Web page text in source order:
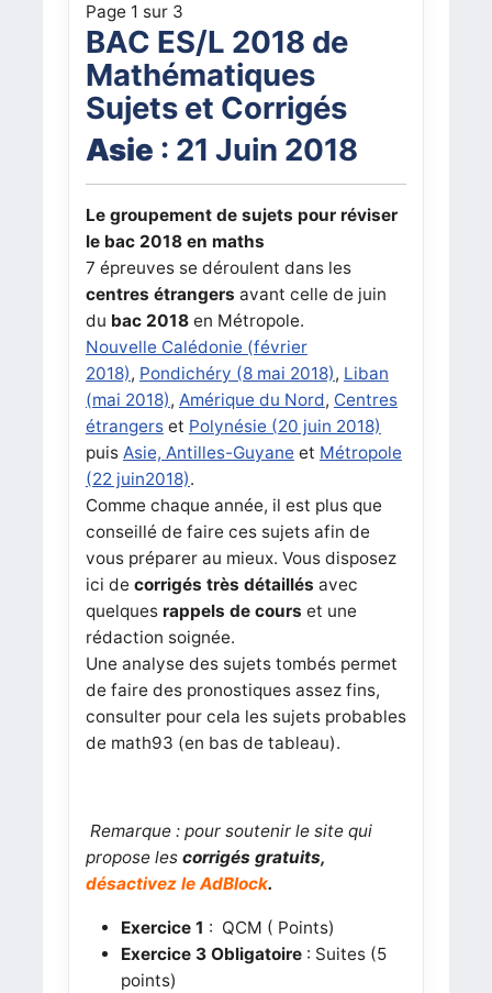
Page 1 sur 3
BAC ES/L 2018 de
Mathématiques
Sujets et Corrigés
Asie : 21 Juin 2018
Le groupement de sujets pour réviser
le bac 2018 en maths
7 épreuves se déroulent dans les
centres étrangers avant celle de juin
du bac 2018en Métropole.
Nouvelle Calédonie (février
2018), Pondichéry (8 mai 2018), Liban
(mai 2018), Amérique du Nord, Centres
étrangerset Polynésie (20 juin 2018)
puis Asie, Antilles-Guyane et Métropole
(22 juin2018).
Comme chaque année, il est plus que
conseillé de faire ces sujets afin de
vous préparer au mieux. Vous disposez
ici de corrigés très détaillés avec
quelques rappels de cours et une
rédaction soignée.
Une analyse des sujets tombés permet
de faire des pronostiques assez fins,
consulter pour cela les sujets probables
de math93 (en bas de tableau).
Remarque : pour soutenir le site qui
propose les corrigés gratuits,
désactivez le AdBlock.
Exercice 1 : QCM ( Points)
Exercice 3 Obligatoire: Suites (5
points)